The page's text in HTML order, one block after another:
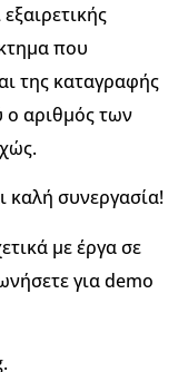
που
της καταγραφής
ο αριθμός των
καλή συνεργασία!
με έργα σε
για demo